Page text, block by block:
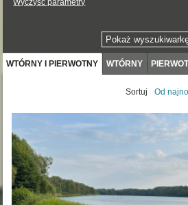
Pokaż
WTÓRNY I PIERWOTNY WTÓRNY
Sortuj Od